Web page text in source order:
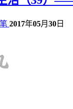
2017年05月 30 日